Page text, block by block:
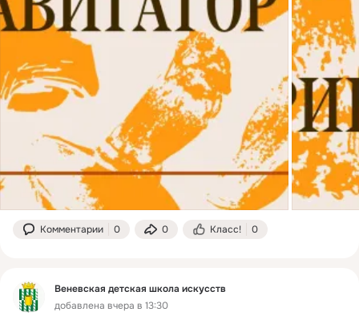
Комментарии 0 0 Класс! 0
Веневская детская школа искусств
добавлена вчера в 13:30